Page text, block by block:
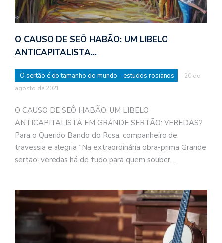
O CAUSO DE SEÔ HABÃO: UM LIBELO
ANTICAPITALISTA…
O sertão é do tamanho do mundo - estudos rosianos
20 de
agosto de 2021
O CAUSO DE SEÔ HABÃO: UM LIBELO
ANTICAPITALISTA EM GRANDE SERTÃO: VEREDAS?
Para o Querido Bando do Rosa, companheiro de
travessia e alegria “Na extraordinária obra-prima Grande
sertão: veredas há de tudo para quem souber…